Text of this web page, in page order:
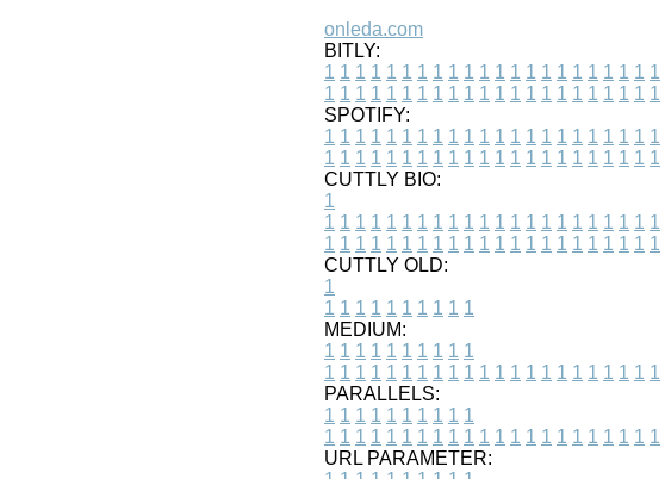
onleda.com
BITLY:
1 1 1 1 1 1 1 1 1 1 1 1 1 1 1 1 1 1 1 1 1 1
1 1 1 1 1 1 1 1 1 1 1 1 1 1 1 1 1 1 1 1 1 1
SPOTIFY:
1 1 1 1 1 1 1 1 1 1 1 1 1 1 1 1 1 1 1 1 1 1
1 1 1 1 1 1 1 1 1 1 1 1 1 1 1 1 1 1 1 1 1 1
CUTTLY BIO:
1
1 1 1 1 1 1 1 1 1 1 1 1 1 1 1 1 1 1 1 1 1 1
1 1 1 1 1 1 1 1 1 1 1 1 1 1 1 1 1 1 1 1 1 1
CUTTLY OLD:
1
1 1 1 1 1 1 1 1 1 1
MEDIUM:
1 1 1 1 1 1 1 1 1 1
1 1 1 1 1 1 1 1 1 1 1 1 1 1 1 1 1 1 1 1 1 1
PARALLELS:
1 1 1 1 1 1 1 1 1 1
1 1 1 1 1 1 1 1 1 1 1 1 1 1 1 1 1 1 1 1 1 1
URL PARAMETER: